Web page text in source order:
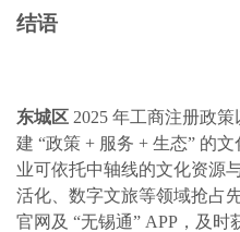
结语
东城区 2025 年工商注册政
建 “政策 + 服务 + 生态” 的
业可依托中轴线的文化资源
活化、数字文旅等领域抢占
官网及 “无锡通” APP，及